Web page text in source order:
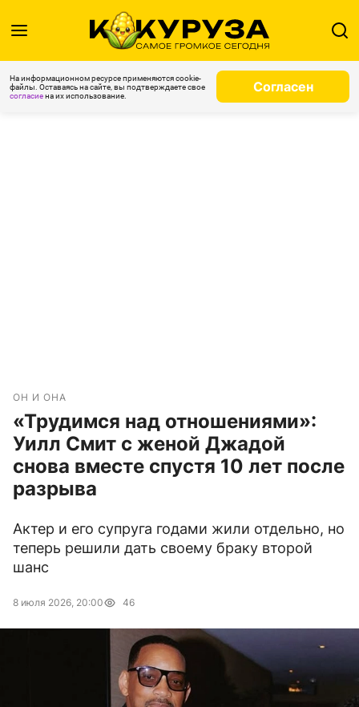
На информационном ресурсе применяются cookie-
файлы. Оставаясь на сайте, вы подтверждаете свое
согласиена их использование.
Согласен
ОН И ОНА
«Трудимся над отношениями»:
Уилл Смит с женой Джадой
снова вместе спустя 10 лет после
разрыва
Актер и его супруга годами жили отдельно, но
теперь решили дать своему браку второй
шанс
8 июля 2026, 20:00 46